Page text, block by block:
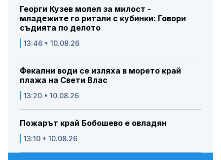
Георги Кузев молел за милост -
младежите го ритали с кубинки: Говори
съдията по делото
13:46 • 10.08.26
Фекални води се изляха в морето край
плажа на Свети Влас
13:20 • 10.08.26
Пожарът край Бобошево е овладян
13:10 • 10.08.26